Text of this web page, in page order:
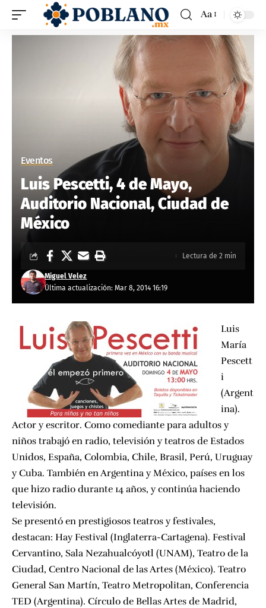
Aa
Eventos
Luis Pescetti, 4 de Mayo,
Auditorio Nacional, Ciudad de
México
Última actualización: Mar 8, 2014 16:19
Miguel Velez
Lectura de 2 min
Luis
María
Pescett
i
(Argent
ina).
Actor y escritor. Como comediante para adultos y
niños trabajó en radio, televisión y teatros de Estados
Unidos, España, Colombia, Chile, Brasil, Perú, Uruguay
y Cuba. También en Argentina y México, países en los
que hizo radio durante 14 años, y continúa haciendo
televisión.
Se presentó en prestigiosos teatros y festivales,
destacan: Hay Festival (Inglaterra-Cartagena). Festival
Cervantino, Sala Nezahualcóyotl (UNAM), Teatro de la
Ciudad, Centro Nacional de las Artes (México). Teatro
General San Martín, Teatro Metropolitan, Conferencia
TED (Argentina). Círculo de Bellas Artes de Madrid,